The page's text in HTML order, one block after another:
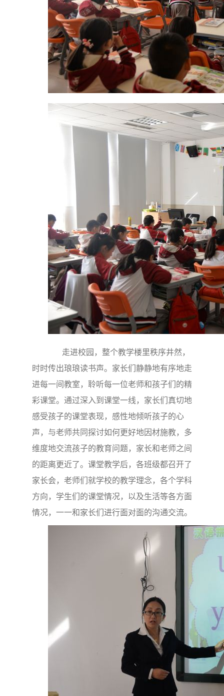
走进校园，整个教学楼里秩序井然，
时时传出琅琅读书声。家长们静静地有序地走
进每一间教室，聆听每一位老师和孩子们的精
彩课堂。通过深入到课堂一线，家长们真切地
感受孩子的课堂表现，感性地倾听孩子的心
声，与老师共同探讨如何更好地因材施教，多
维度地交流孩子的教育问题，家长和老师之间
的距离更近了。课堂教学后，各班级都召开了
家长会，老师们就学校的教学理念，各个学科
方向，学生们的课堂情况，以及生活等各方面
情况，一一和家长们进行面对面的沟通交流。